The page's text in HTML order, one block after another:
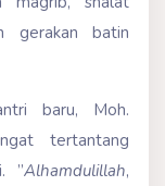
gerakan batin
baru, Moh.
tertantang
”Alhamdulillah,